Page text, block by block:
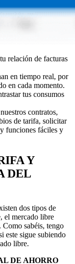
relación de facturas
en tiempo real, por
en cada momento.
tus consumos
contratos,
de tarifa, solicitar
funciones fáciles y
Y
DEL
dos tipos de
el mercado libre
sabéis, tengo
este sigue subiendo
libre.
DE AHORRO